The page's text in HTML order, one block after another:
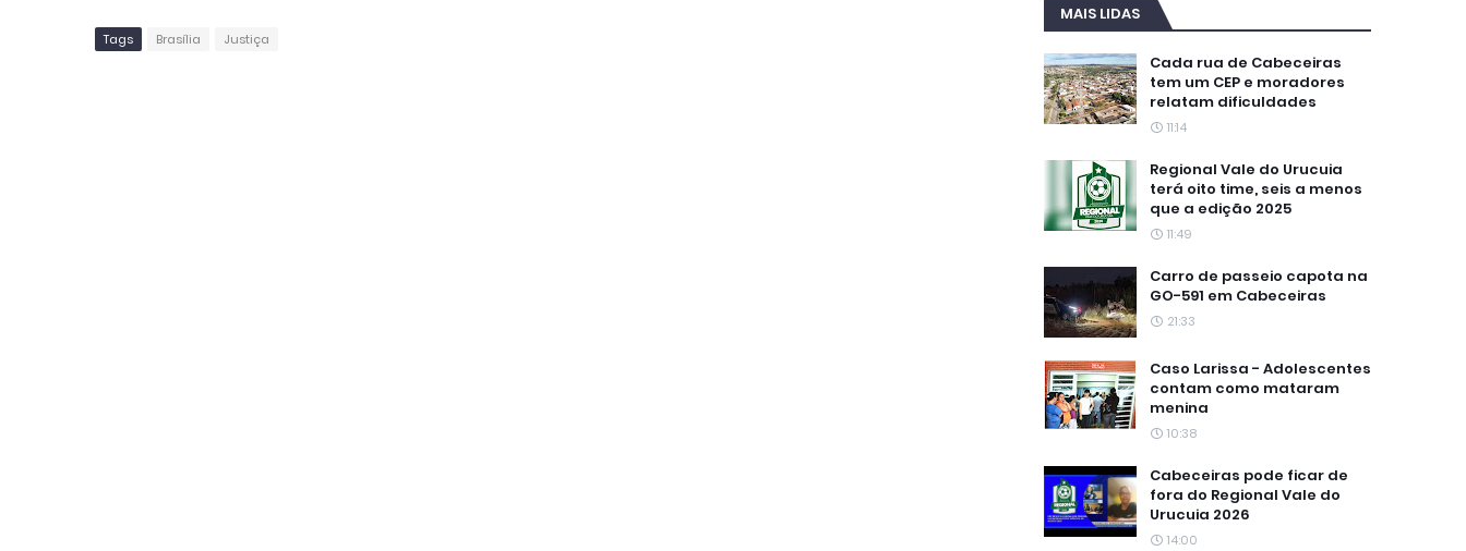
Tags Brasília Justiça
MAIS LIDAS
Cada rua de Cabeceiras
tem um CEP e moradores
relatam dificuldades
11:14
Regional Vale do Urucuia
terá oito time, seis a menos
que a edição 2025
11:49
Carro de passeio capota na
GO-591 em Cabeceiras
21:33
Caso Larissa - Adolescentes
contam como mataram
menina
10:38
Cabeceiras pode ficar de
fora do Regional Vale do
Urucuia 2026
14:00